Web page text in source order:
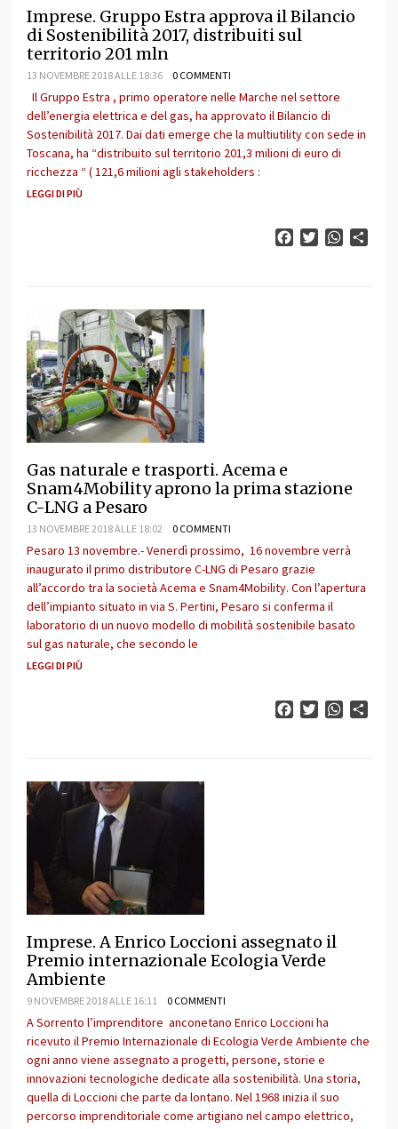
Imprese. Gruppo Estra approva il Bilancio
di Sostenibilità 2017, distribuiti sul
territorio 201 mln
13 NOVEMBRE 2018 ALLE 18:36 0 COMMENTI
Il Gruppo Estra , primo operatore nelle Marche nel settore
dell’energia elettrica e del gas, ha approvato il Bilancio di
Sostenibilità 2017. Dai dati emerge che la multiutility con sede in
Toscana, ha “distribuito sul territorio 201,3 milioni di euro di
ricchezza “ ( 121,6 milioni agli stakeholders :
LEGGI DI PIÙ
FacebookTwitter
Gas naturale e trasporti. Acema e
Snam4Mobility aprono la prima stazione
C-LNG a Pesaro
13 NOVEMBRE 2018 ALLE 18:02 0 COMMENTI
Pesaro 13 novembre.- Venerdì prossimo, 16 novembre verrà
inaugurato il primo distributore C-LNG di Pesaro grazie
all’accordo tra la società Acema e Snam4Mobility. Con l’apertura
dell’impianto situato in via S. Pertini, Pesaro si conferma il
laboratorio di un nuovo modello di mobilità sostenibile basato
sul gas naturale, che secondo le
LEGGI DI PIÙ
FacebookTwitter
Imprese. A Enrico Loccioni assegnato il
Premio internazionale Ecologia Verde
Ambiente
9 NOVEMBRE 2018 ALLE 16:11 0 COMMENTI
A Sorrento l’imprenditore anconetano Enrico Loccioni ha
ricevuto il Premio Internazionale di Ecologia Verde Ambiente che
ogni anno viene assegnato a progetti, persone, storie e
innovazioni tecnologiche dedicate alla sostenibilità. Una storia,
quella di Loccioni che parte da lontano. Nel 1968 inizia il suo
percorso imprenditoriale come artigiano nel campo elettrico,